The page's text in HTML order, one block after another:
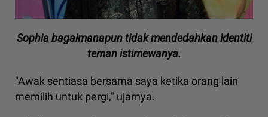
Sophia bagaimanapun tidak mendedahkan identiti
teman istimewanya.
"Awak sentiasa bersama saya ketika orang lain
memilih untuk pergi," ujarnya.